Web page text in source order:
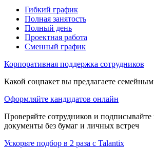
Гибкий график
Полная занятость
Полный день
Проектная работа
Сменный график
Корпоративная поддержка сотрудников
Какой соцпакет вы предлагаете
Оформляйте кандидатов онлайн
Проверяйте сотрудников и подписывайте
документы без бумаг и личных встреч
Ускорьте подбор в 2 раза с Talantix